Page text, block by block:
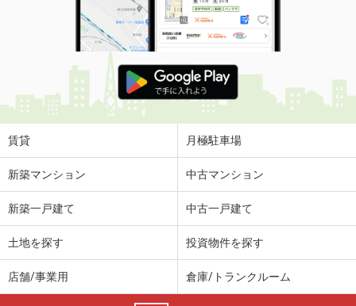
賃貸 月極駐車場
新築マンション 中古マンション
新築一戸建て 中古一戸建て
土地を探す 投資物件を探す
店舗/事業用 倉庫/トランクルーム